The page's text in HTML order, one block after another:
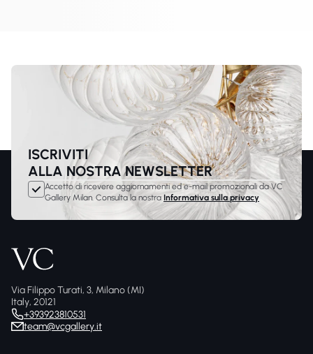
ISCRIVITI
ALLA NOSTRA NEWSLETTER
Accetto di ricevere aggiornamenti ed e-mail promozionali da VC
Gallery Milan. Consulta la nostra Informativa sulla privacy
Via Filippo Turati, 3, Milano (MI)
Italy, 20121
+393923810531
team@vcgallery.it